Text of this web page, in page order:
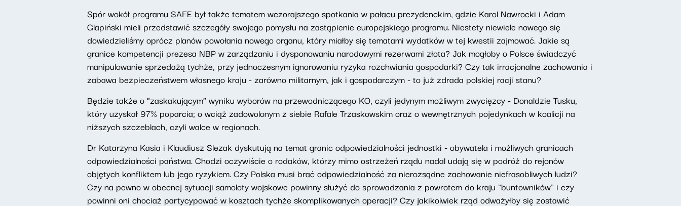
Spór wokół programu SAFE był także tematem wczorajszego spotkania w pałacu prezydenckim, gdzie Karol Nawrocki i Adam
Glapiński mieli przedstawić szczegóły swojego pomysłu na zastąpienie europejskiego programu. Niestety niewiele nowego się
dowiedzieliśmy oprócz planów powołania nowego organu, który miałby się tematami wydatków w tej kwestii zajmować. Jakie są
granice kompetencji prezesa NBP w zarządzaniu i dysponowaniu narodowymi rezerwami złota? Jak mogłoby o Polsce świadczyć
manipulowanie sprzedażą tychże, przy jednoczesnym ignorowaniu ryzyka rozchwiania gospodarki? Czy tak irracjonalne zachowania i
zabawa bezpieczeństwem własnego kraju - zarówno militarnym, jak i gospodarczym - to już zdrada polskiej racji stanu?
Będzie także o "zaskakującym" wyniku wyborów na przewodniczącego KO, czyli jedynym możliwym zwycięzcy - Donaldzie Tusku,
który uzyskał 97% poparcia; o wciąż zadowolonym z siebie Rafale Trzaskowskim oraz o wewnętrznych pojedynkach w koalicji na
niższych szczeblach, czyli walce w regionach.
Dr Katarzyna Kasia i Klaudiusz Slezak dyskutują na temat granic odpowiedzialności jednostki - obywatela i możliwych granicach
odpowiedzialności państwa. Chodzi oczywiście o rodaków, którzy mimo ostrzeżeń rządu nadal udają się w podróż do rejonów
objętych konfliktem lub jego ryzykiem. Czy Polska musi brać odpowiedzialność za nierozsądne zachowanie niefrasobliwych ludzi?
Czy na pewno w obecnej sytuacji samoloty wojskowe powinny służyć do sprowadzania z powrotem do kraju "buntowników" i czy
powinni oni chociaż partycypować w kosztach tychże skomplikowanych operacji? Czy jakikolwiek rząd odważyłby się zostawić